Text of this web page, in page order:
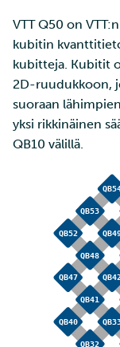
VTT Q50 on
kubitin
kubitteja. Kubitit
2D-ruudukkoon,
suoraan
yksi rikkinäinen
QB10 välillä.